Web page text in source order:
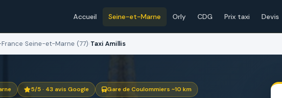
Accueil Seine-et-Marne Orly CDG Prix taxi Devis
Seine-et-Marne (77) Taxi Amillis
5/5 · 43 avis Google
Gare de Coulommiers ~10 km